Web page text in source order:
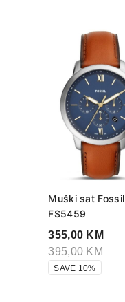
Muški sat Fossil
FS5459
355,00 KM
395,00KM
SAVE 10%